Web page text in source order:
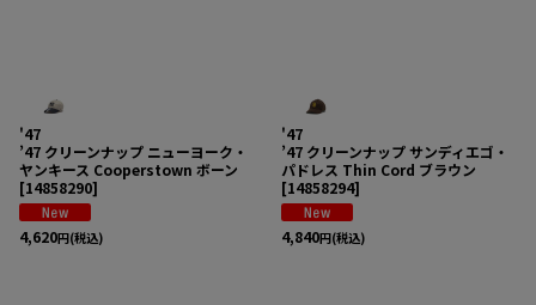
'47
’47 クリーンナップ ニューヨーク・
ヤンキース Cooperstown ボーン
[14858290]
4,620円(税込)
'47
’47 クリーンナップ サンディエゴ・
パドレス Thin Cord ブラウン
[14858294]
4,840円(税込)